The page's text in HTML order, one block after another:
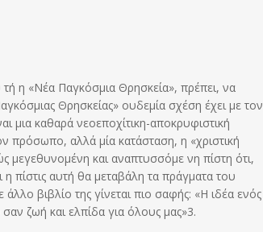
η «Νέα Παγκόσμια Θρησκεία», πρέπει, να
Θρησκείας» ουδεμία σχέση έχει με τον
μια καθαρά νεοεποχίτικη-αποκρυφιστική
πρόσωπο, αλλά μία κατάσταση, η «χριστική
μεγεθυνομένη και αναπτυσσόμε νη πίστη ότι,
πίστις αυτή θα μεταβάλη τα πράγματα του
βιβλίο της γίνεται πιο σαφής: «Η ιδέα ενός
ζωή και ελπίδα για όλους μας»3.